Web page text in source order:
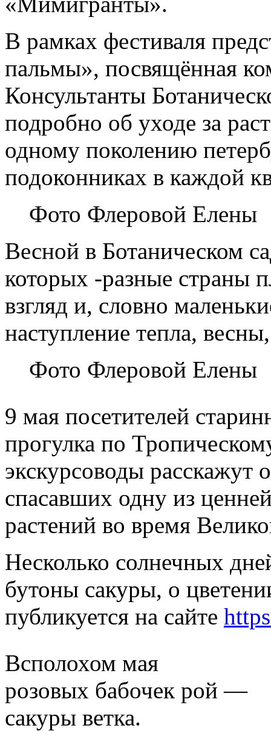
В рамках фестиваля
пальмы», посвящённая
Консультанты
подробно об уходе за
одному поколению
подоконниках в каждой
Фото Флеровой Елены
Весной в Ботаническом
которых -разные страны
взгляд и, словно
наступление тепла,
Фото Флеровой Елены
9 мая посетителей
прогулка по
экскурсоводы расскажут
спасавших одну из
растений во время
Несколько солнечных
бутоны сакуры, о
публикуется на сайте
Всполохом мая
розовых бабочек рой —
сакуры ветка.